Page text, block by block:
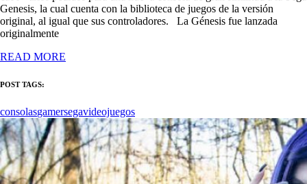
Genesis, la cual cuenta con la biblioteca de juegos de la versión
original, al igual que sus controladores. La Génesis fue lanzada
originalmente
READ MORE
POST TAGS:
consolasgamersegavideojuegos